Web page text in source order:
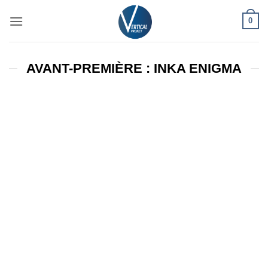
0
AVANT-PREMIÈRE : INKA ENIGMA